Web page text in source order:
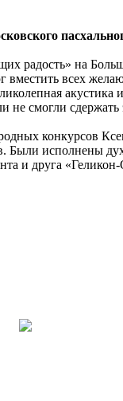
радость» на
вместить всех
акустика
не смогли
конкурсов
исполнены
и друга